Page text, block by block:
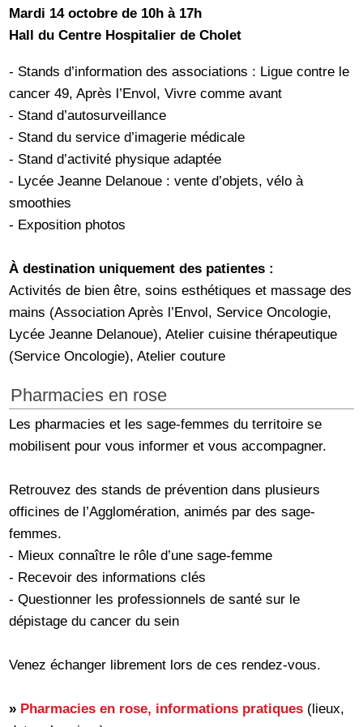
Mardi 14 octobre de 10h à 17h
Hall du Centre Hospitalier de Cholet
- Stands d’information des associations : Ligue contre le
cancer 49, Après l’Envol, Vivre comme avant
- Stand d’autosurveillance
- Stand du service d’imagerie médicale
- Stand d’activité physique adaptée
- Lycée Jeanne Delanoue : vente d’objets, vélo à
smoothies
- Exposition photos
À destination uniquement des patientes :
Activités de bien être, soins esthétiques et massage des
mains (Association Après l’Envol, Service Oncologie,
Lycée Jeanne Delanoue), Atelier cuisine thérapeutique
(Service Oncologie), Atelier couture
Pharmacies en rose
Les pharmacies et les sage-femmes du territoire se
mobilisent pour vous informer et vous accompagner.
Retrouvez des stands de prévention dans plusieurs
officines de l’Agglomération, animés par des sage-
femmes.
- Mieux connaître le rôle d’une sage-femme
- Recevoir des informations clés
- Questionner les professionnels de santé sur le
dépistage du cancer du sein
Venez échanger librement lors de ces rendez-vous.
» Pharmacies en rose, informations pratiques (lieux,